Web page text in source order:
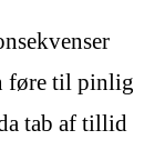
føre til pinlig
tab af tillid